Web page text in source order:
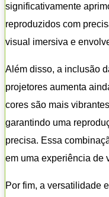
significativamente
reproduzidos com
visual imersiva e
Além disso, a inclusão
projetores aumenta
cores são mais
garantindo uma
precisa. Essa
em uma experiência de
Por fim, a versatilidade